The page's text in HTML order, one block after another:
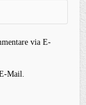
via E-
Mail.